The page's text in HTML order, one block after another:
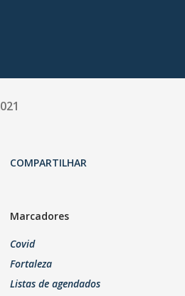
COMPARTILHAR
Marcadores
Covid
Fortaleza
Listas de agendados